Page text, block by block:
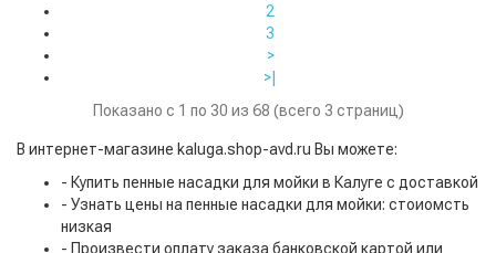
2
3
>
>|
Показано с 1 по 30 из 68 (всего 3 страниц)
В интернет-магазине kaluga.shop-avd.ru Вы можете:
- Купить пенные насадки для мойки в Калуге с доставкой
- Узнать цены на пенные насадки для мойки: стоиомсть
низкая
- Произвести оплату заказа банковской картой или